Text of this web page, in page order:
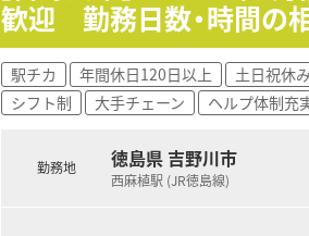
＜法人特徴＞
■創業60年以上の長い歴史
■吉野川市内に2店舗運営
■社長も薬剤師資格を取得
■残業は基本的にありませ
＜こんな方にもオススメ＞
■扶養の範囲内で勤務がし
■幅広い科目に携わりたい
歓迎 勤務日数・時間の
駅チカ 年間休日120日以上 土日祝休み
シフト制
大手チェーン ヘルプ体制充
勤務地 徳島県 吉野川市
西麻植駅 (JR徳島線)